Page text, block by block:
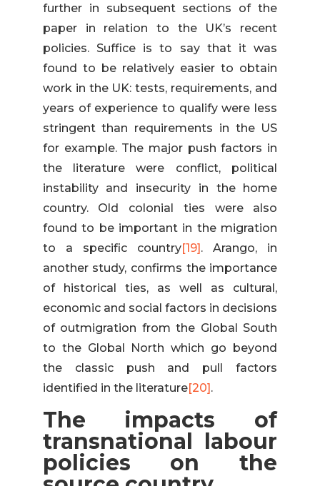
further in subsequent sections of the
paper in relation to the UK’s recent
policies. Suffice is to say that it was
found to be relatively easier to obtain
work in the UK: tests, requirements, and
years of experience to qualify were less
stringent than requirements in the US
for example. The major push factors in
the literature were conflict, political
instability and insecurity in the home
country. Old colonial ties were also
found to be important in the migration
to a specific country[19]. Arango, in
another study, confirms the importance
of historical ties, as well as cultural,
economic and social factors in decisions
of outmigration from the Global South
to the Global North which go beyond
the classic push and pull factors
identified in the literature[20].
The impacts of
transnational labour
policies on the